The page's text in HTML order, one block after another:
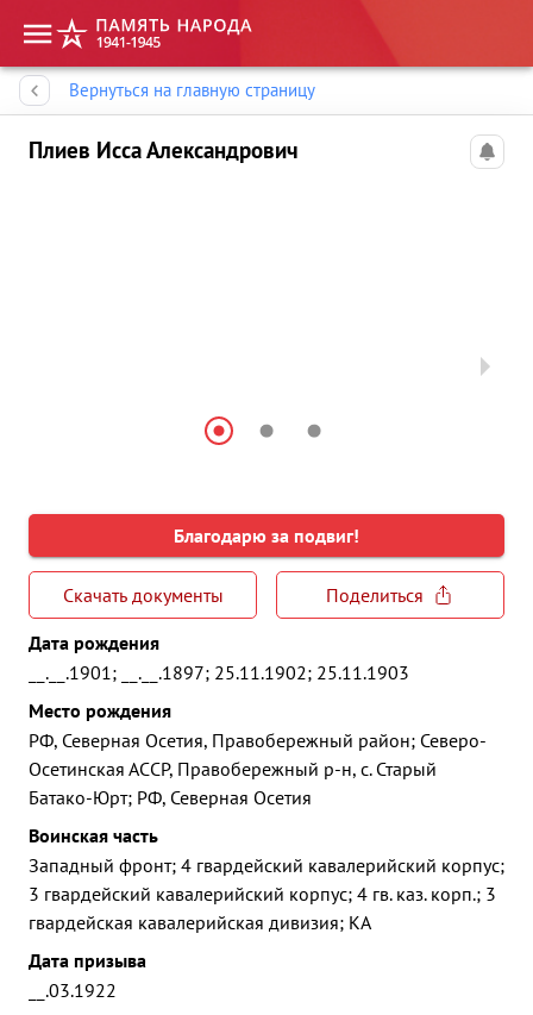
Вернуться на главную страницу
Плиев Исса Александрович
Благодарю за подвиг!
Скачать документы
Поделиться
Дата рождения
__.__.1901; __.__.1897; 25.11.1902; 25.11.1903
Место рождения
РФ, Северная Осетия, Правобережный район; Северо-
Осетинская АССР, Правобережный р-н, с. Старый
Батако-Юрт; РФ, Северная Осетия
Воинская часть
Западный фронт; 4 гвардейский кавалерийский корпус;
3 гвардейский кавалерийский корпус; 4 гв. каз. корп.; 3
гвардейская кавалерийская дивизия; КА
Дата призыва
__.03.1922
Память народа